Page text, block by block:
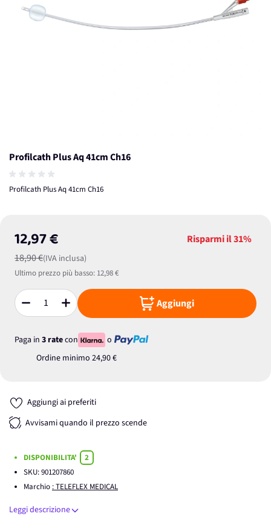
Profilcath Plus Aq 41cm Ch16
Profilcath Plus Aq 41cm Ch16
12,97 €
18,90 €(IVA inclusa)
Risparmi il31%
Ultimo prezzo più basso: 12,98 €
Quantità Aggiungi
Paga in 3 ratecon
o
Ordine minimo 24,90 €
Aggiungi ai preferiti
Avvisami quando il prezzo scende
DISPONIBILITA'
2
SKU:901207860
Marchio : TELEFLEX MEDICAL
Leggi descrizione